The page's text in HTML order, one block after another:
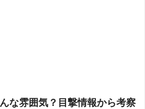
な雰囲気？目撃情報から考察